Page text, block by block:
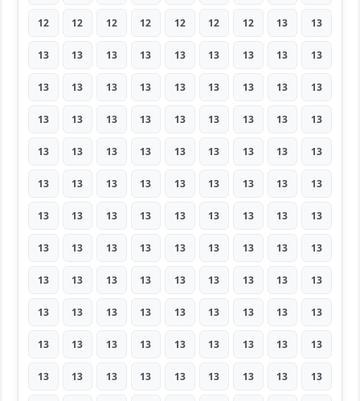
12 12 12 12 12 12 12 13 13
13 13 13 13 13 13 13 13 13
13 13 13 13 13 13 13 13 13
13 13 13 13 13 13 13 13 13
13 13 13 13 13 13 13 13 13
13 13 13 13 13 13 13 13 13
13 13 13 13 13 13 13 13 13
13 13 13 13 13 13 13 13 13
13 13 13 13 13 13 13 13 13
13 13 13 13 13 13 13 13 13
13 13 13 13 13 13 13 13 13
13 13 13 13 13 13 13 13 13